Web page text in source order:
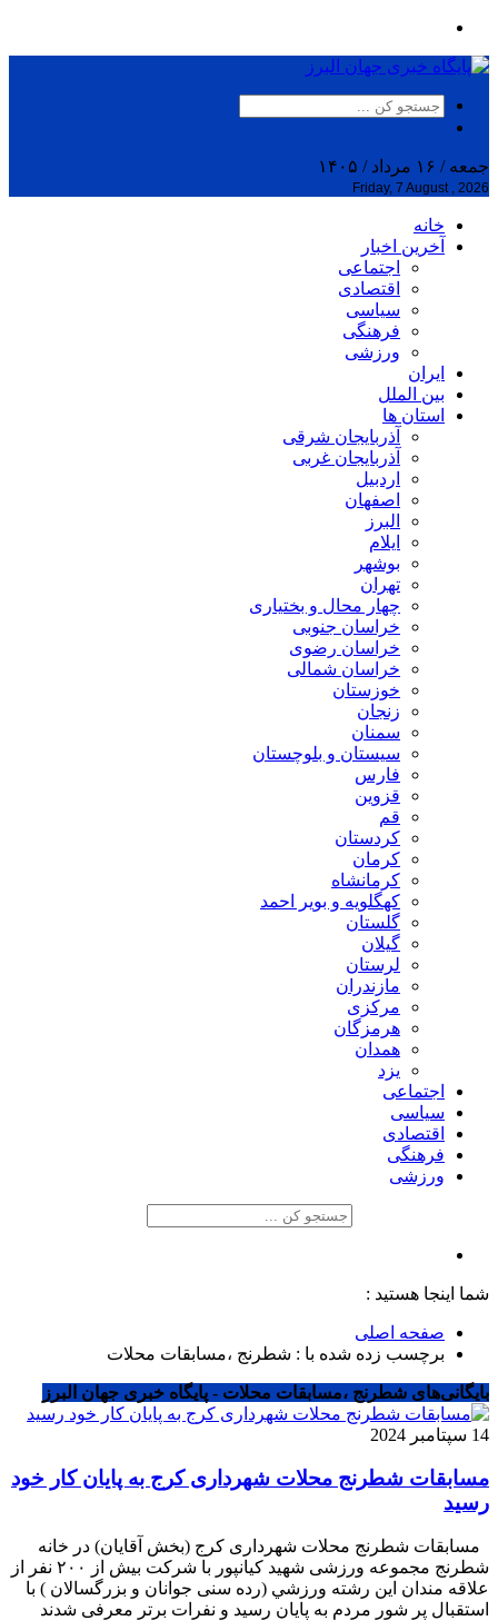
جمعه / ۱۶ مرداد / ۱۴۰۵
Friday, 7 August , 2026
خانه
آخرین اخبار
اجتماعی
اقتصادی
سیاسی
فرهنگی
ورزشی
ایران
بین الملل
استان ها
آذربایجان شرقی
آذربایجان غربی
اردبیل
اصفهان
البرز
ایلام
بوشهر
تهران
چهار محال و بختیاری
خراسان جنوبی
خراسان رضوی
خراسان شمالی
خوزستان
زنجان
سمنان
سیستان و بلوچستان
فارس
قزوین
قم
کردستان
کرمان
کرمانشاه
کهگلویه و بویر احمد
گلستان
گیلان
لرستان
مازندران
مرکزی
هرمزگان
همدان
یزد
اجتماعی
سیاسی
اقتصادی
فرهنگی
ورزشی
شما اینجا هستید :
صفحه اصلی
برچسب زده شده با : شطرنج ،مسابقات محلات
بایگانی‌های شطرنج ،مسابقات محلات - پایگاه خبری جهان البرز
14 سپتامبر 2024
مسابقات شطرنج محلات شهرداری کرج به پایان کار خود
رسید
مسابقات شطرنج محلات شهرداری کرج (بخش آقایان) در خانه
شطرنج مجموعه ورزشی شهید کیانپور با شرکت بیش از ۲۰۰ نفر از
علاقه مندان این رشته ورزشي (رده سنی جوانان و بزرگسالان ) با
استقبال پر شور مردم به پایان رسید و نفرات برتر معرفی شدند